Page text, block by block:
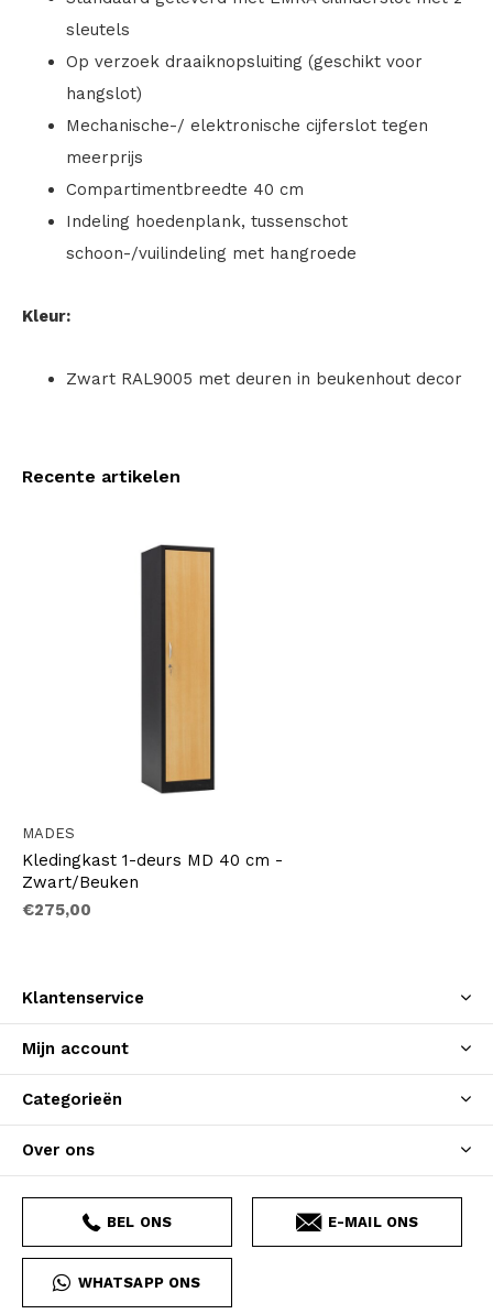
sleutels
Op verzoek draaiknopsluiting (geschikt voor
hangslot)
Mechanische-/ elektronische cijferslot tegen
meerprijs
Compartimentbreedte 40 cm
Indeling hoedenplank, tussenschot
schoon-/vuilindeling met hangroede
Kleur:
Zwart RAL9005 met deuren in beukenhout decor
Recente artikelen
MADES
Kledingkast 1-deurs MD 40 cm -
Zwart/Beuken
€275,00
Klantenservice
Mijn account
Categorieën
Over ons
BEL ONS E-MAIL ONS
WHATSAPP ONS